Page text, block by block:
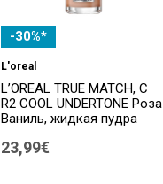
-30%*
L'oreal
L’OREAL TRUE MATCH, C
R2 COOL UNDERTONE Роза
Ваниль, жидкая пудра
23,99€